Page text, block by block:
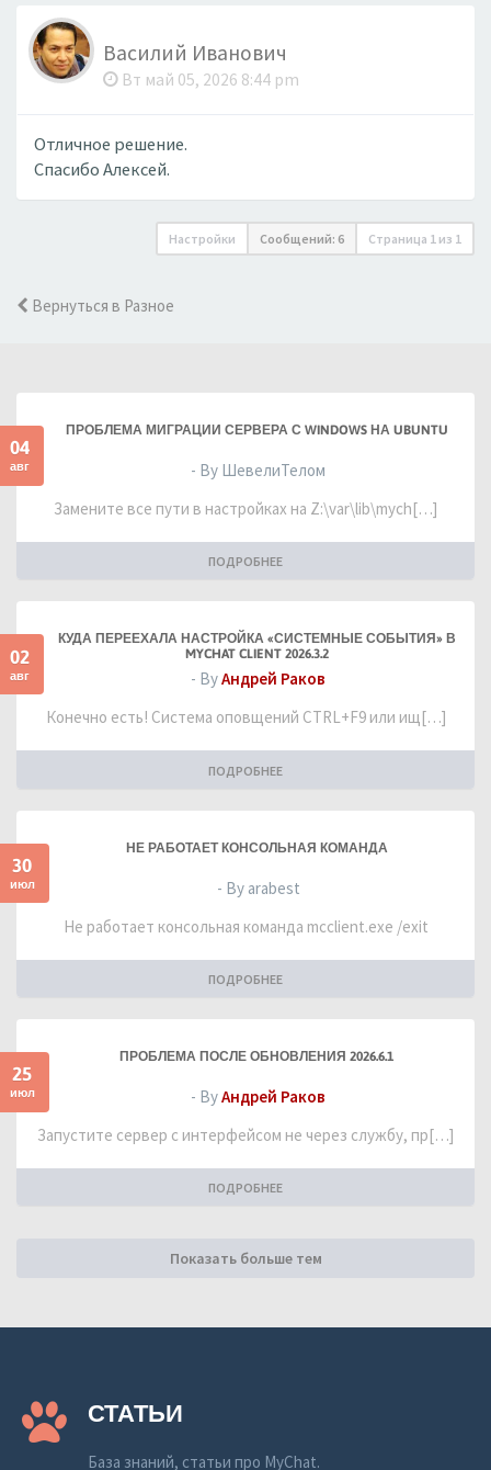
Василий Иванович
Вт май 05, 2026 8:44 pm
Отличное решение.
Спасибо Алексей.
Настройки Сообщений: 6 Страница 1 из 1
Вернуться в Разное
04
авг
ПРОБЛЕМА МИГРАЦИИ СЕРВЕРА С WINDOWS НА UBUNTU
- By ШевелиТелом
Замените все пути в настройках на Z:\var\lib\mych[…]
ПОДРОБНЕЕ
02
авг
КУДА ПЕРЕЕХАЛА НАСТРОЙКА «СИСТЕМНЫЕ СОБЫТИЯ» В
MYCHAT CLIENT 2026.3.2
- ByАндрей Раков
Конечно есть! Система оповщений CTRL+F9 или ищ[…]
ПОДРОБНЕЕ
30
июл
НЕ РАБОТАЕТ КОНСОЛЬНАЯ КОМАНДА
- By arabest
Не работает консольная команда mcclient.exe /exit
ПОДРОБНЕЕ
25
июл
ПРОБЛЕМА ПОСЛЕ ОБНОВЛЕНИЯ 2026.6.1
- ByАндрей Раков
Запустите сервер с интерфейсом не через службу, пр[…]
ПОДРОБНЕЕ
Показать больше тем
СТАТЬИ
База знаний, статьи про MyChat.